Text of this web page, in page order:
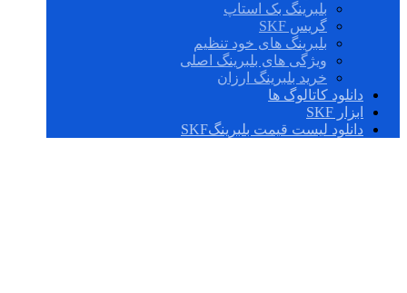
بلبرینگ بک استاپ
گریس SKF
بلبرینگ های خود تنظیم
ویژگی های بلبرینگ اصلی
خرید بلبرینگ ارزان
دانلود کاتالوگ ها
ابزار SKF
دانلود لیست قیمت بلبرینگSKF